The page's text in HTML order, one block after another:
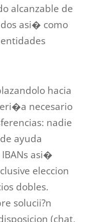
alcanzable de
asi� como
hacia
necesario
nadie
ayuda
asi�
eleccion
dobles.
solucii?n
(chat,